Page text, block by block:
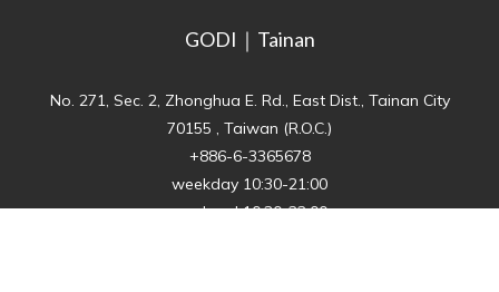
GODI｜Tainan
No. 271, Sec. 2, Zhonghua E. Rd., East Dist., Tainan City
70155 , Taiwan (R.O.C.)
+886-6-3365678
weekday 10:30-21:00
weekend 10:30-22:00